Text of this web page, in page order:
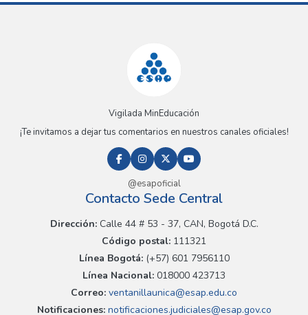
Vigilada MinEducación
¡Te invitamos a dejar tus comentarios en nuestros canales oficiales!
@esapoficial
Contacto Sede Central
Dirección:Calle 44 # 53 - 37, CAN, Bogotá D.C.
Código postal: 111321
Línea Bogotá:(+57) 601 7956110
Línea Nacional: 018000 423713
Correo: ventanillaunica@esap.edu.co
Notificaciones:notificaciones.judiciales@esap.gov.co